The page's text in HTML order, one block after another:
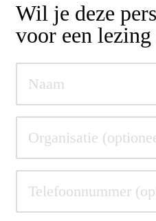
Wil je deze
voor een